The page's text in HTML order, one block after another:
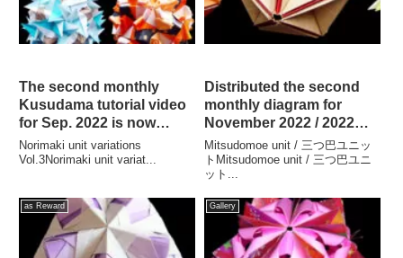
The second monthly
Kusudama tutorial video
for Sep. 2022 is now
available. / 2022年9月のマ
ンスリーくす玉チュートリ
れました。
Norimaki unit variations
Vol.3Norimaki unit variat...
Distributed the second
monthly diagram for
November 2022 / 2022年
11月のマンスリー折り図第
二弾が配信されました!!
Mitsudomoe unit / 三つ巴ユニッ
トMitsudomoe unit / 三つ巴ユニ
ット...
as Reward Gallery